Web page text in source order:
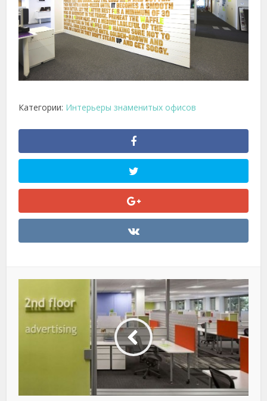
Категории: Интерьеры знаменитых офисов